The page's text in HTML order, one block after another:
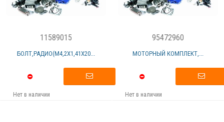
11589015
БОЛТ,РАДИО(M4,2X1,41X20...
Нет в наличии
95472960
МОТОРНЫЙ КОМПЛЕКТ,...
Нет в наличии